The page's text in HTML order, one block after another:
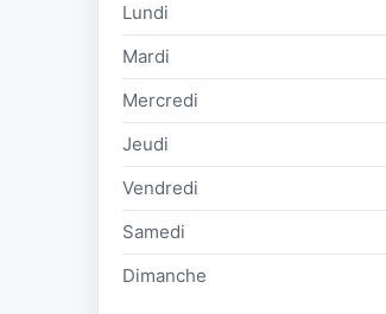
Lundi
Mardi
Mercredi
Jeudi
Vendredi
Samedi
Dimanche